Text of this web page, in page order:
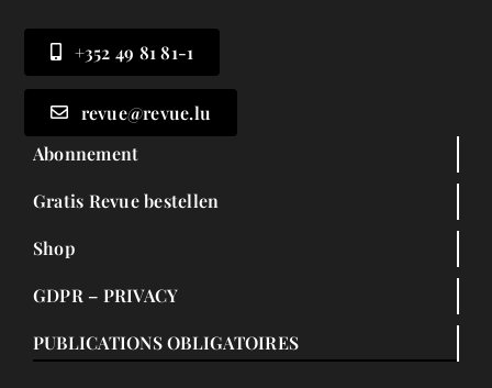
+352 49 81 81-1
revue@revue.lu
Abonnement
Gratis Revue bestellen
Shop
GDPR – PRIVACY
PUBLICATIONS OBLIGATOIRES